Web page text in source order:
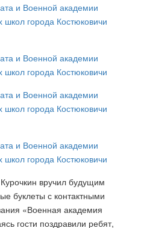
вручил будущим
буклеты с контактными
«Военная академия
гости поздравили ребят,